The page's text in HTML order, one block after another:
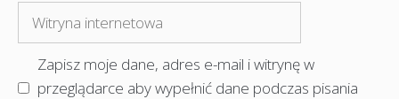
internetowa
Zapisz moje dane, adres e-mail i witrynę w
przeglądarce aby wypełnić dane podczas pisania